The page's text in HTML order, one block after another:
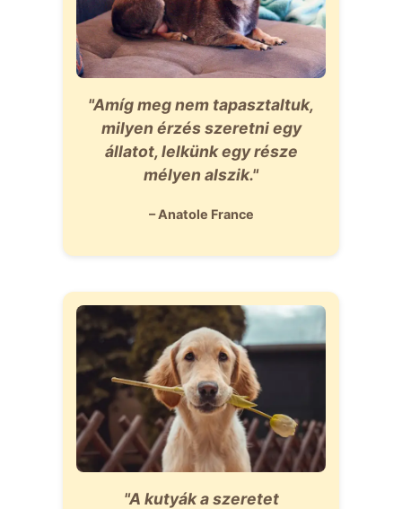
"Amíg meg nem tapasztaltuk,
milyen érzés szeretni egy
állatot, lelkünk egy része
mélyen alszik."
– Anatole France
"A kutyák a szeretet